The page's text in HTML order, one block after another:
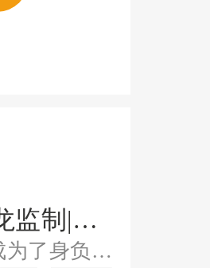
谍战：活阎王|济南方言|周建龙监制|拾六驿站制作
现代青年穿越回到1936年的民国，成为了身负重伤的军统特工杨学武，觉醒猛兽基因融合系统，拥有超强感官与身体素